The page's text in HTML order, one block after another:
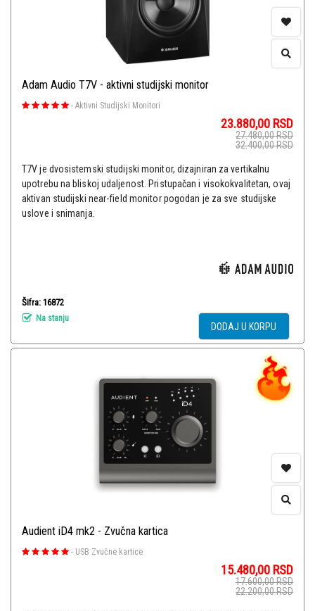
Adam Audio T7V - aktivni studijski monitor
- Aktivni Studijski Monitori
23.880,00 RSD
27.480,00RSD
32.400,00RSD
T7V je dvosistemski studijski monitor, dizajniran za vertikalnu
upotrebu na bliskoj udaljenost. Pristupačan i visokokvalitetan, ovaj
aktivan studijski near-field monitor pogodan je za sve studijske
uslove i snimanja.
Šifra: 16872
Na stanju
DODAJ U KORPU
Audient iD4 mk2 - Zvučna kartica
- USB Zvučne kartice
15.480,00 RSD
17.600,00RSD
22.200,00RSD